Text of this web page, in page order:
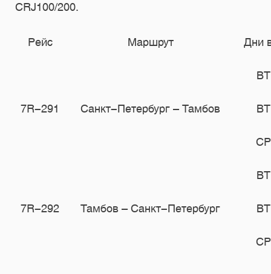
CRJ100/200.
Рейс Маршрут Дни
7R-291 Санкт-Петербург – Тамбов
7R-292 Тамбов – Санкт-Петербург